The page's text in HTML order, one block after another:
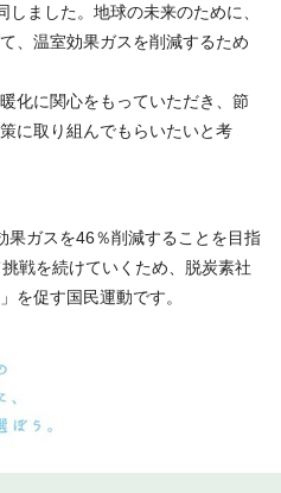
ました。地球の未来のために、
、温室効果ガスを削減するため
化に関心をもっていただき、節
に取り組んでもらいたいと考
果ガスを46％削減することを目指
戦を続けていくため、脱炭素社
を促す国民運動です。